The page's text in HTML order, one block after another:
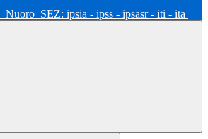
Nuoro SEZ: ipsia - ipss - ipsasr - iti - ita